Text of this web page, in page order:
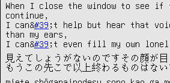
When I close the window to see if
continue,
I can&#39 ;t help but hear that
than my ears,
I can&#39 ;t even fill my own
見えてしょうがないのですその顔が
もうこの先こで以上終わるものはない